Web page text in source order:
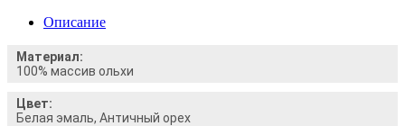
Описание
Материал:
100% массив ольхи
Цвет:
Белая эмаль, Античный орех